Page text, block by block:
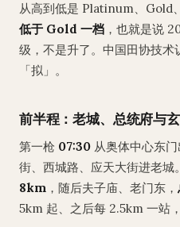
从高到低是 Platinum、Gold
低于 Gold 一档 ，也就是说
级，不是升了。中国田协技
「拟」。
前半程：老城、总统府与
第一枪 07:30 从奥体中心东
街、西城路、应天大街进老城
8km ，随后夫子庙、老门东，
5km 起、之后每 2.5km 一站，